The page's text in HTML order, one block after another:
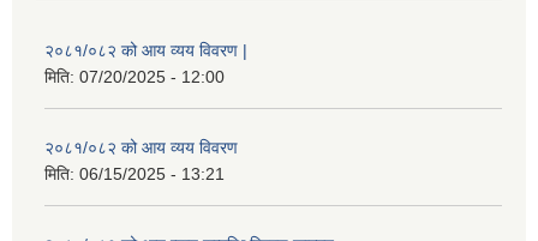
२०८१/०८२ को आय व्यय विवरण |
मिति: 07/20/2025 - 12:00
२०८१/०८२ को आय व्यय विवरण
मिति: 06/15/2025 - 13:21